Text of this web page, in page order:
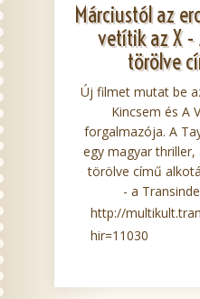
Márciustól az
vetítik az X -
törölve
Új filmet mutat be
Kincsem és A
forgalmazója. A
egy magyar thriller,
törölve című
- a
http://
hir=11030